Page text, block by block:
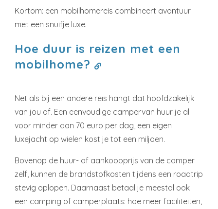
Kortom: een mobilhomereis combineert avontuur
met een snuifje luxe.
Hoe duur is reizen met een
mobilhome?
Net als bij een andere reis hangt dat hoofdzakelijk
van jou af. Een eenvoudige campervan huur je al
voor minder dan 70 euro per dag, een eigen
luxejacht op wielen kost je tot een miljoen.
Bovenop de huur- of aankoopprijs van de camper
zelf, kunnen de brandstofkosten tijdens een roadtrip
stevig oplopen. Daarnaast betaal je meestal ook
een camping of camperplaats: hoe meer faciliteiten,